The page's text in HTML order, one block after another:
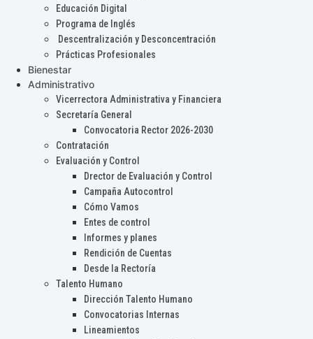
Educación Digital
Programa de Inglés
Descentralización y Desconcentración
Prácticas Profesionales
Bienestar
Administrativo
Vicerrectora Administrativa y Financiera
Secretaría General
Convocatoria Rector 2026-2030
Contratación
Evaluación y Control
Drector de Evaluación y Control
Campaña Autocontrol
Cómo Vamos
Entes de control
Informes y planes
Rendición de Cuentas
Desde la Rectoría
Talento Humano
Dirección Talento Humano
Convocatorias Internas
Lineamientos